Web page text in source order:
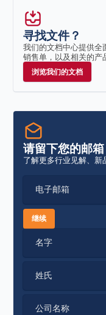
寻找文件？
我们的文档中心提供全
销售单，以及相关的产
浏览我们的文档
请留下您的邮
了解更多行业见解、新
电子邮箱
继续
名字
姓氏
公司名称